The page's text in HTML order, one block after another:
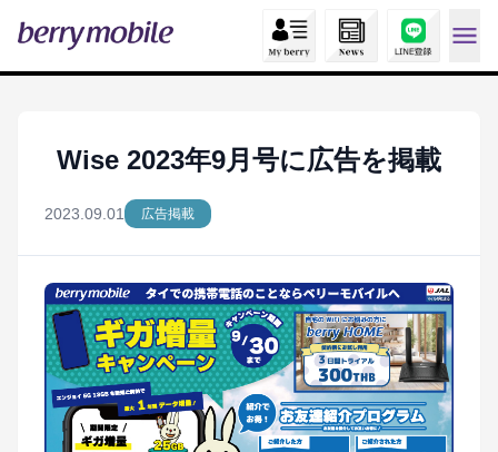
Wise 2023年9月号に広告を掲載
2023.09.01 広告掲載